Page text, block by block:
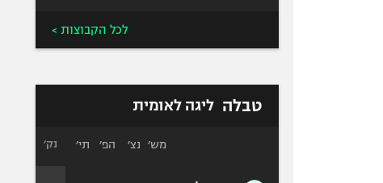
לכל הקבוצות >
טבלה ליגה לאומית
מש׳ נצ׳ הפ׳ תי׳ נק׳